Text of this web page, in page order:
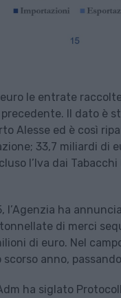
le entrate
Il dato è
Alesse ed è così
33,7 miliardi
l’Iva dai
ha
di merci
di euro. Nel
anno,
ha siglato